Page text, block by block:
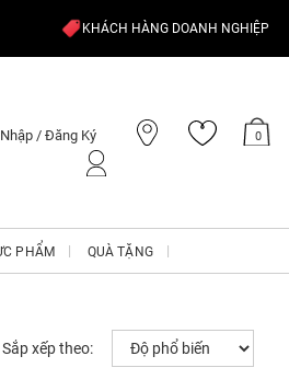
KHÁCH HÀNG DOANH NGHIỆP
/ Đăng Ký 0
PHẨM QUÀ TẶNG
Sắp xếp theo: